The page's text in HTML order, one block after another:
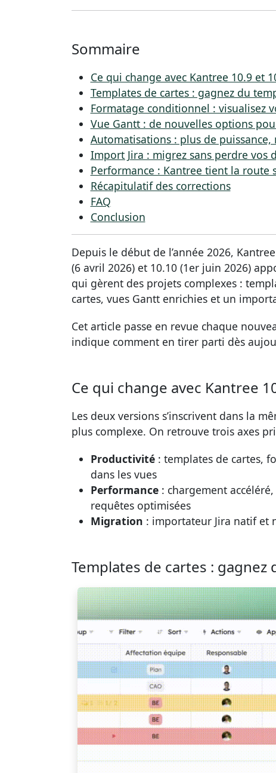
Sommaire
Ce qui change avec Kantree 10.9 et
Templates de cartes : gagnez du
Formatage conditionnel : visualisez
Vue Gantt : de nouvelles options
Automatisations : plus de
Import Jira : migrez sans perdre vos
Performance : Kantree tient la route
Récapitulatif des corrections
FAQ
Conclusion
Depuis le début de l’année 2026,
(6 avril 2026) et 10.10 (1er juin 2026)
qui gèrent des projets complexes :
cartes, vues Gantt enrichies et un
Cet article passe en revue chaque
indique comment en tirer parti dès
Ce qui change avec Kantree
Les deux versions s’inscrivent dans la
plus complexe. On retrouve trois axes
Productivité: templates de cartes,
dans les vues
Performance: chargement
requêtes optimisées
Migration : importateur Jira natif et
Templates de cartes :